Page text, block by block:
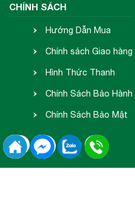
CHÍNH SÁCH
Hướng Dẫn Mua
Hàng
Chính sách Giao hàng
- Nhận hàng
Hình Thức Thanh
Toán
Chính Sách Bảo Hành
- Đổi Trả
Chính Sách Bảo Mật
Thông Tin